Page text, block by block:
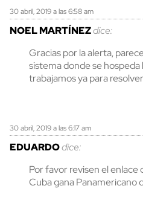
NOEL MARTÍNEZdice:
30 abril, 2019 a las 6:58 am
Gracias por la alerta,
sistema donde se hospeda
trabajamos ya para
EDUARDOdice:
30 abril, 2019 a las 6:17 am
Por favor revisen el
Cuba gana Panamericano